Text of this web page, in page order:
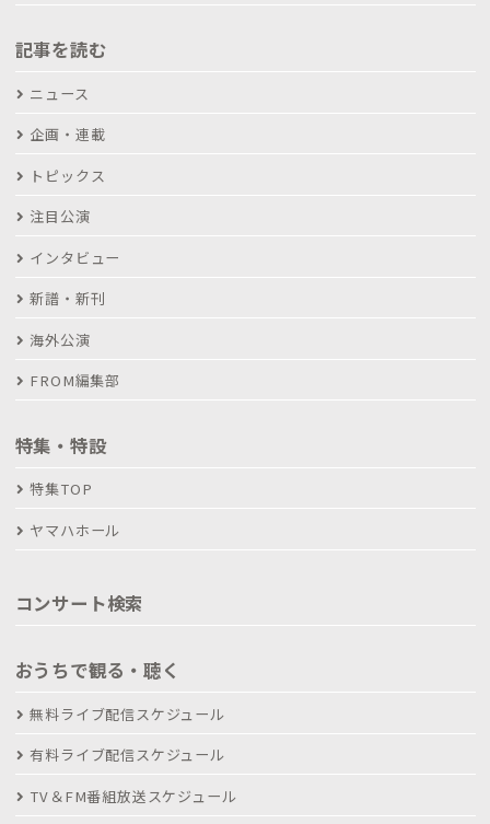
記事を読む
ニュース
企画・連載
トピックス
注目公演
インタビュー
新譜・新刊
海外公演
FROM編集部
特集・特設
特集TOP
ヤマハホール
コンサート検索
おうちで観る・聴く
無料ライブ配信スケジュール
有料ライブ配信スケジュール
TV＆FM番組放送スケジュール